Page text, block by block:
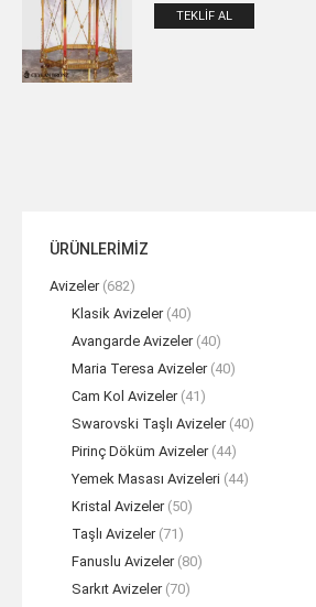
TEKLIF AL
ÜRÜNLERİMİZ
Avizeler (682)
Klasik Avizeler (40)
Avangarde Avizeler (40)
Maria Teresa Avizeler (40)
Cam Kol Avizeler (41)
Swarovski Taşlı Avizeler (40)
Pirinç Döküm Avizeler (44)
Yemek Masası Avizeleri (44)
Kristal Avizeler (50)
Taşlı Avizeler (71)
Fanuslu Avizeler (80)
Sarkıt Avizeler (70)